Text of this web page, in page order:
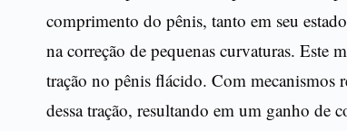
comprimento do pênis, tanto em seu
na correção de pequenas curvaturas. Este
tração no pênis flácido. Com mecanismos
dessa tração, resultando em um ganho de